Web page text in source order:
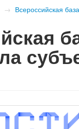
→ Всероссийская